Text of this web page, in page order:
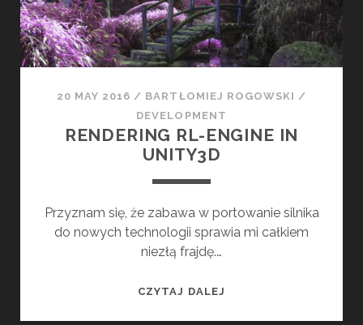
A
R
E
W
E
L
L
J
20 MAY 2016 / BARTŁOMIEJ ROGOWSKI /
DEVELOPMENT
RENDERING RL-ENGINE IN
UNITY3D
Przyznam się, że zabawa w portowanie silnika
do nowych technologii sprawia mi całkiem
niezłą frajdę.…
CZYTAJ DALEJ